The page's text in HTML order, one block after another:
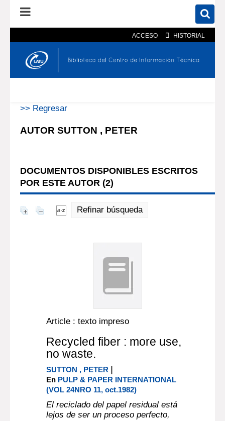
ACCESO HISTORIAL
En el catálogo En el sitio
>> Regresar
AUTOR SUTTON , PETER
DOCUMENTOS DISPONIBLES ESCRITOS
POR ESTE AUTOR (2)
Refinar búsqueda
Article : texto impreso
Recycled fiber : more use,
no waste.
SUTTON , PETER |
En PULP & PAPER INTERNATIONAL
(VOL 24NRO 11, oct.1982)
El reciclado del papel residual está
lejos de ser un proceso perfecto,